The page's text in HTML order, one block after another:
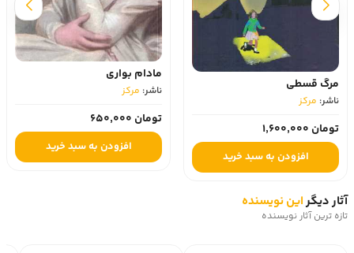
مرگ قسطی
ناشر: مرکز
تومان 1,600,000
افزودن به سبد خرید
مادام بواری
ناشر: مرکز
تومان 650,000
افزودن به سبد خرید
آثار دیگراین نویسنده
تازه ترین آثار نویسنده